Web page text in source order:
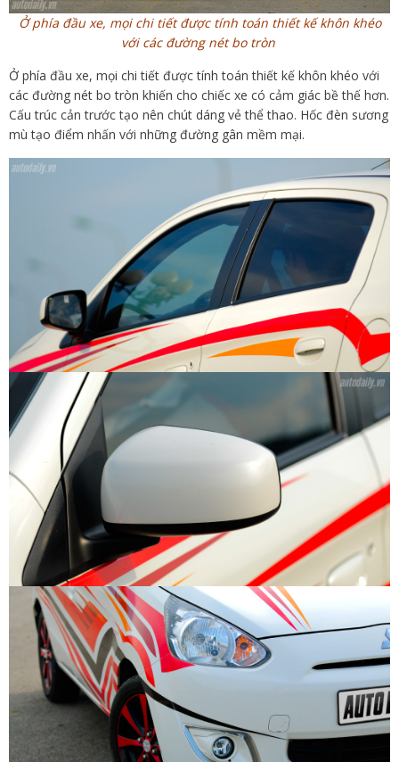
Ở phía đầu xe, mọi chi tiết được tính toán thiết kế khôn khéo
với các đường nét bo tròn
Ở phía đầu xe, mọi chi tiết được tính toán thiết kế khôn khéo với
các đường nét bo tròn khiến cho chiếc xe có cảm giác bề thế hơn.
Cấu trúc cản trước tạo nên chút dáng vẻ thể thao. Hốc đèn sương
mù tạo điểm nhấn với những đường gân mềm mại.